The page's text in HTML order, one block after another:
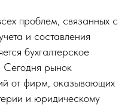
проблем, связанных с
и составления
бухгалтерское
рынок
от фирм, оказывающих
и юридическому